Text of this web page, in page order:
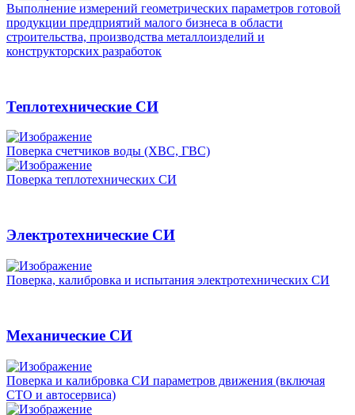
Выполнение измерений геометрических параметров готовой
продукции предприятий малого бизнеса в области
строительства, производства металлоизделий и
конструкторских разработок
Теплотехнические СИ
Поверка счетчиков воды (ХВС, ГВС)
Поверка теплотехнических СИ
Электротехнические СИ
Поверка, калибровка и испытания электротехнических СИ
Механические СИ
Поверка и калибровка СИ параметров движения (включая
СТО и автосервиса)